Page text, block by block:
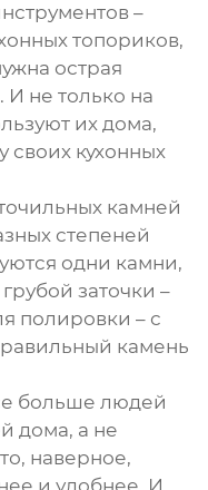
–
топориков,
острая
И не только на
их дома,
своих кухонных
камней
степеней
одни камни,
заточки –
полировки – с
камень
больше людей
дома, а не
наверное,